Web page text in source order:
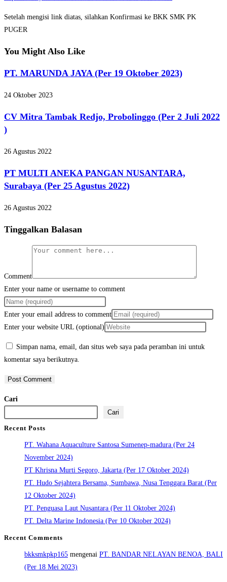
Setelah mengisi link diatas, silahkan Konfirmasi ke BKK SMK PK
PUGER
You Might Also Like
PT. MARUNDA JAYA (Per 19 Oktober 2023)
24 Oktober 2023
CV Mitra Tambak Redjo, Probolinggo (Per 2 Juli 2022
)
26 Agustus 2022
PT MULTI ANEKA PANGAN NUSANTARA,
Surabaya (Per 25 Agustus 2022)
26 Agustus 2022
Tinggalkan Balasan
Comment
Enter your name or username to comment
Enter your email address to comment
Enter your website URL (optional)
Simpan nama, email, dan situs web saya pada peramban ini untuk
komentar saya berikutnya.
Cari
Cari
Recent Posts
PT. Wahana Aquaculture Santosa Sumenep-madura (Per 24
November 2024)
PT Khrisna Murti Segoro, Jakarta (Per 17 Oktober 2024)
PT. Hudo Sejahtera Bersama, Sumbawa, Nusa Tenggara Barat (Per
12 Oktober 2024)
PT. Penguasa Laut Nusantara (Per 11 Oktober 2024)
PT. Delta Marine Indonesia (Per 10 Oktober 2024)
Recent Comments
bkksmkpkp165 mengenai PT. BANDAR NELAYAN BENOA, BALI
(Per 18 Mei 2023)